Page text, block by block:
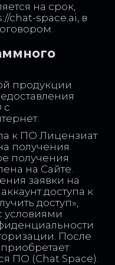
на срок,
chat-space.ai, в
продукции
с
к ПО Лицензиат
получения
получения
на Сайте.
заявки на
доступа к
доступ»,
условиями
После
ПО (Chat Space).